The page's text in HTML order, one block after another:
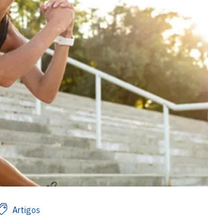
Artigos